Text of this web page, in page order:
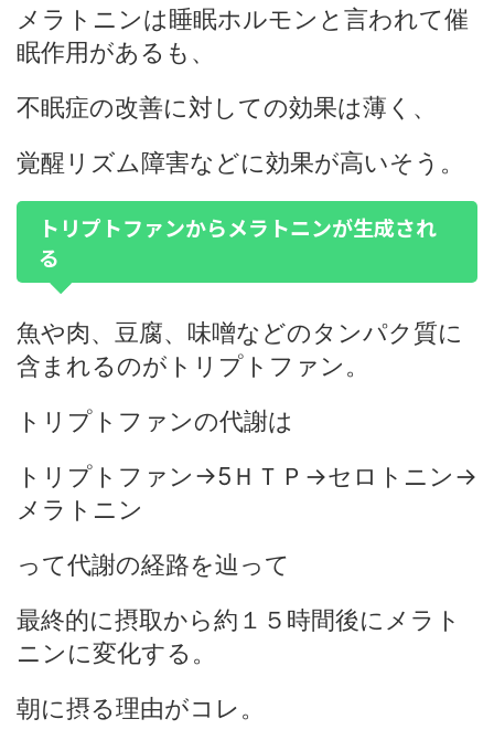
メラトニンは睡眠ホルモンと言われて催
眠作用があるも、
不眠症の改善に対しての効果は薄く、
覚醒リズム障害などに効果が高いそう。
トリプトファンからメラトニンが生成され
る
魚や肉、豆腐、味噌などのタンパク質に
含まれるのがトリプトファン。
トリプトファンの代謝は
トリプトファン→5ＨＴＰ→セロトニン→
メラトニン
って代謝の経路を辿って
最終的に摂取から約１５時間後にメラト
ニンに変化する。
朝に摂る理由がコレ。